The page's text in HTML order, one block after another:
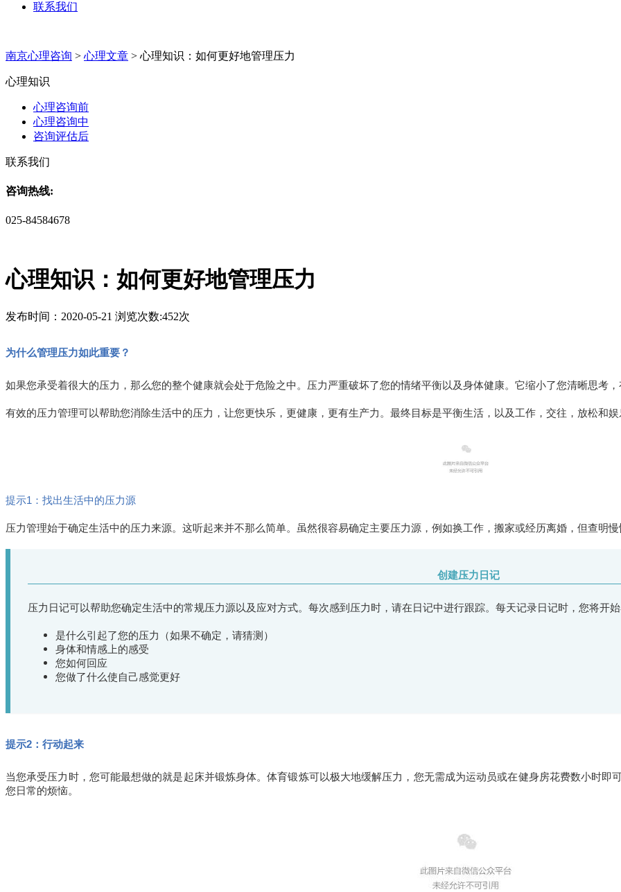
联系我们
南京心理咨询 > 心理文章 > 心理知识：如何更好地管理压力
心理知识
心理咨询前
心理咨询中
咨询评估后
联系我们
咨询热线:
025-84584678
心理知识：如何更好地管理压力
发布时间：2020-05-21 浏览次数:452次
为什么管理压力如此重要？
如果您承受着很大的压力，那么您的整个健康就会处于危险之中。压力严重破坏了您的情绪平衡以及身体健康。它缩小了您清晰思考
有效的压力管理可以帮助您消除生活中的压力，让您更快乐，更健康，更有生产力。最终目标是平衡生活，以及工作，交往，放松和
提示1：找出生活中的压力源
压力管理始于确定生活中的压力来源。这听起来并不那么简单。虽然很容易确定主要压力源，例如换工作，搬家或经历离婚，但查明
创建压力日记
压力日记可以帮助您确定生活中的常规压力源以及应对方式。每次感到压力时，请在日记中进行跟踪。每天记录日记时，您将开
是什么引起了您的压力（如果不确定，请猜测）
身体和情感上的感受
您如何回应
您做了什么使自己感觉更好
提示2：行动起来
当您承受压力时，您可能最想做的就是起床并锻炼身体。体育锻炼可以极大地缓解压力，您无需成为运动员或在健身房花费数小时
您日常的烦恼。